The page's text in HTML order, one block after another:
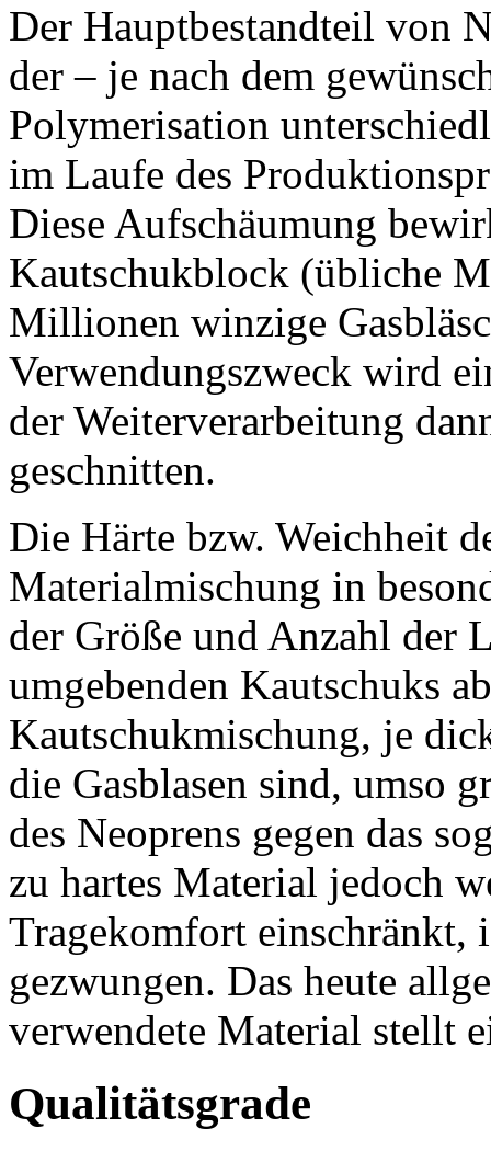
Der Hauptbestandteil von
der – je nach dem
Polymerisation
im Laufe des
Diese Aufschäumung
Kautschukblock (übliche
Millionen winzige
Verwendungszweck wird
der Weiterverarbeitung
geschnitten.
Die Härte bzw. Weichheit
Materialmischung in
der Größe und Anzahl der
umgebenden Kautschuks
Kautschukmischung, je
die Gasblasen sind, umso
des Neoprens gegen das
zu hartes Material jedoch
Tragekomfort einschränkt,
gezwungen. Das heute
verwendete Material stellt
Qualitätsgrade